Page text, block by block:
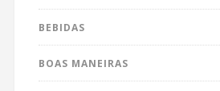
BEBIDAS
BOAS MANEIRAS